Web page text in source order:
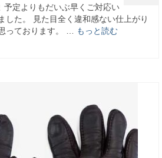
予定よりもだいぶ早くご対応い
した。 見た目全く違和感ない仕上がり
っております。 …
もっと読む